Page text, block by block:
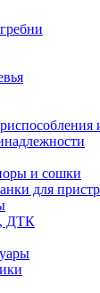
и сошки
для
ДТК